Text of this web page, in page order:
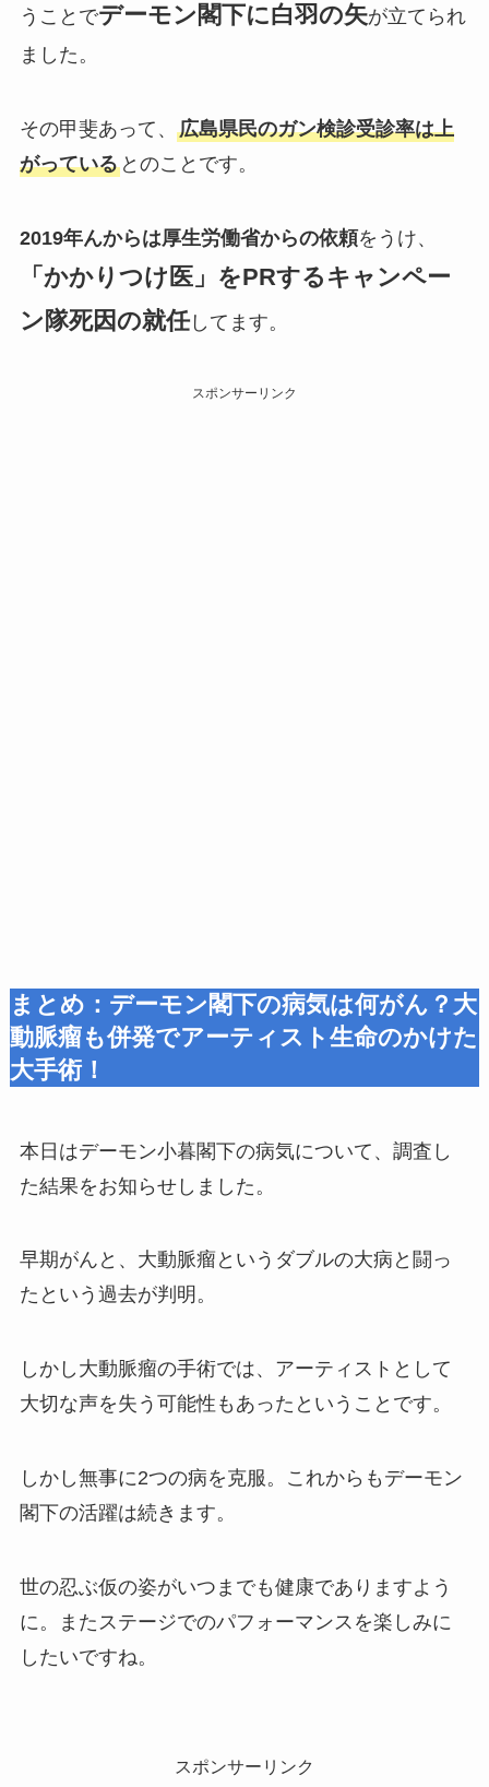
うことでデーモン閣下に白羽の矢が立てられ
ました。
その甲斐あって、 広島県民のガン検診受診率は上
がっているとのことです。
2019年んからは厚生労働省からの依頼をうけ、
「かかりつけ医」をPRするキャンペー
ン隊死因の就任してます。
スポンサーリンク
まとめ：デーモン閣下の病気は何がん？大
動脈瘤も併発でアーティスト生命のかけた
大手術！
本日はデーモン小暮閣下の病気について、調査し
た結果をお知らせしました。
早期がんと、大動脈瘤というダブルの大病と闘っ
たという過去が判明。
しかし大動脈瘤の手術では、アーティストとして
大切な声を失う可能性もあったということです。
しかし無事に2つの病を克服。これからもデーモン
閣下の活躍は続きます。
世の忍ぶ仮の姿がいつまでも健康でありますよう
に。またステージでのパフォーマンスを楽しみに
したいですね。
スポンサーリンク